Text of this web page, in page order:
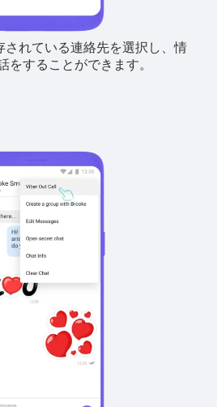
されている連絡先を選択し、情
をすることができます。